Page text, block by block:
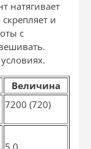
натягивает
и
с
Величина
7200 (720)
5,0